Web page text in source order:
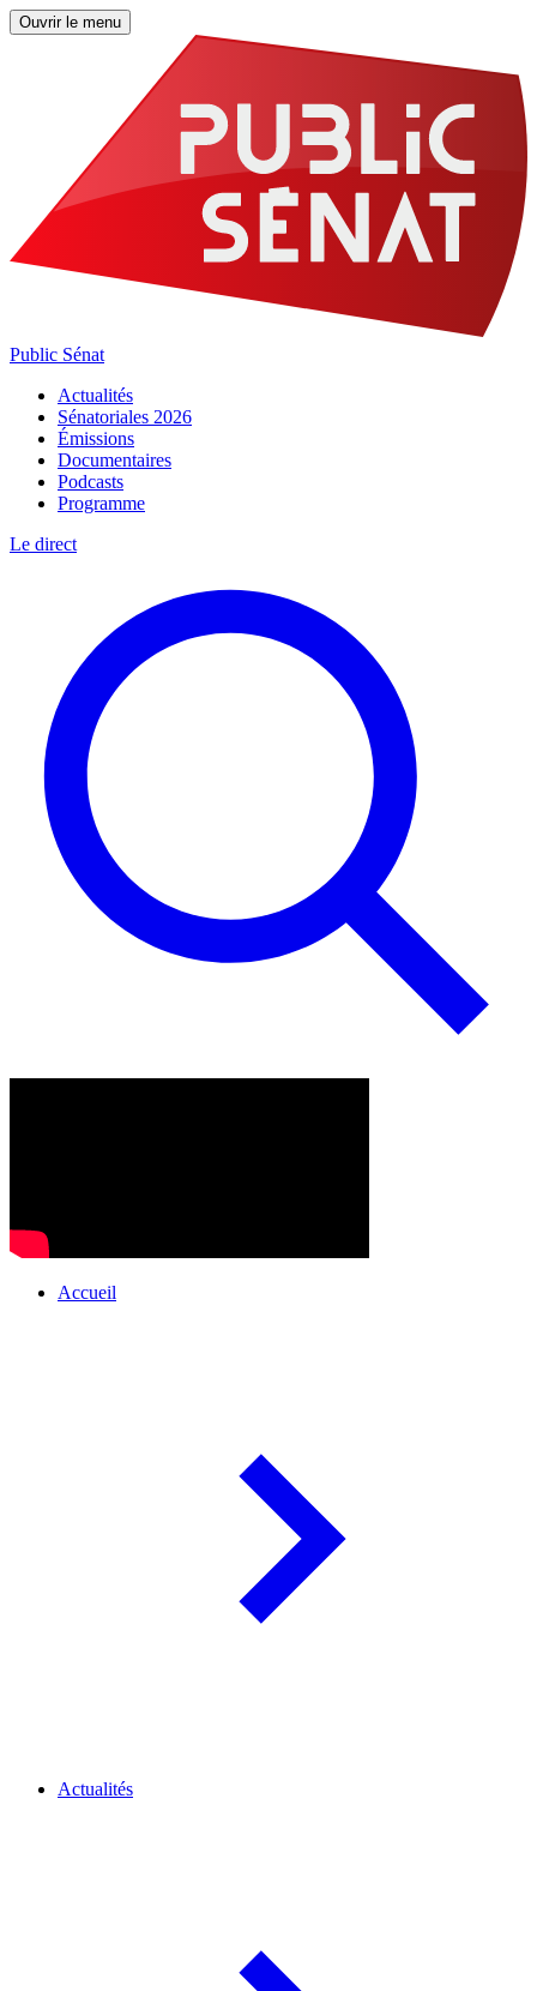
Ouvrir le menu
Public Sénat
Actualités
Sénatoriales 2026
Émissions
Documentaires
Podcasts
Programme
Le direct
Accueil
Actualités